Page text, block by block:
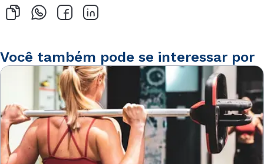
Você também pode se interessar por